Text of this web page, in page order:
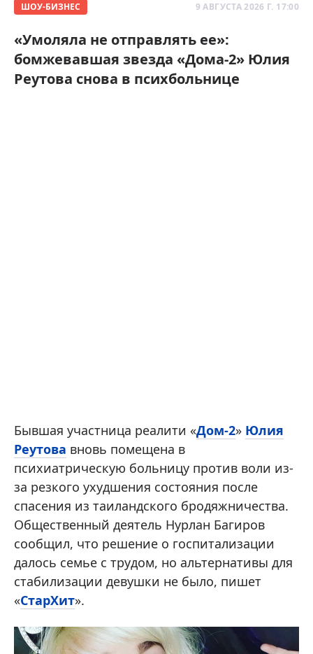
ШОУ-БИЗНЕС 9 АВГУСТА 2026 Г. 17:00
«Умоляла не отправлять ее»:
бомжевавшая звезда «Дома-2» Юлия
Реутова снова в психбольнице
Бывшая участница реалити «Дом-2» Юлия
Реутова вновь помещена в
психиатрическую больницу против воли из-
за резкого ухудшения состояния после
спасения из таиландского бродяжничества.
Общественный деятель Нурлан Багиров
сообщил, что решение о госпитализации
далось семье с трудом, но альтернативы для
стабилизации девушки не было, пишет
«СтарХит».